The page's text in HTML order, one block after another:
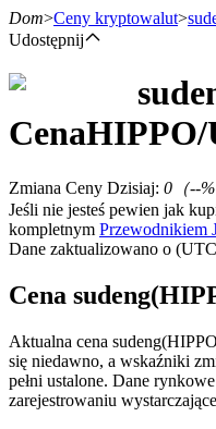
Kontrakty terminowe
Kontrakty futures
Dom>Ceny kryptowalut>
Udostępnij
CenaHIPPO/
Zmiana Ceny Dzisiaj: 0 （--%
Jeśli nie jesteś pewien jak
kompletnym Przewodnikiem
Dane zaktualizowano o
Cena
Aktualna cena
się niedawno, a wskaźniki
pełni ustalone. Dane
zarejestrowaniu